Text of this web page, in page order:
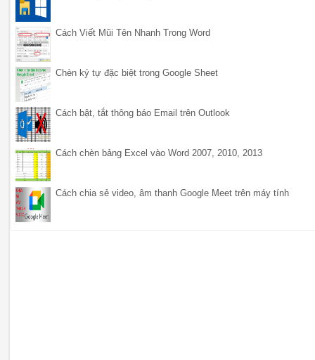
Cách Viết Mũi Tên Nhanh Trong Word
Chèn ký tự đặc biệt trong Google Sheet
Cách bật, tắt thông báo Email trên Outlook
Cách chèn bảng Excel vào Word 2007, 2010, 2013
Cách chia sẻ video, âm thanh Google Meet trên máy tính